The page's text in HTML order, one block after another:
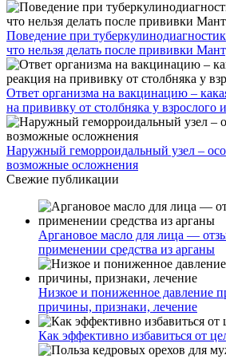
Поведение при
что нельзя делать после прививки
Ответ организма на вакцинацию –
на прививку от столбняка у взрослого
Наружный геморроидальный узел –
возможные осложнения
Свежие публикации
Аргановое масло для лица —
применении средства из арганы
Низкое и пониженное давление
причины, признаки, лечение
Как эффективно избавиться от